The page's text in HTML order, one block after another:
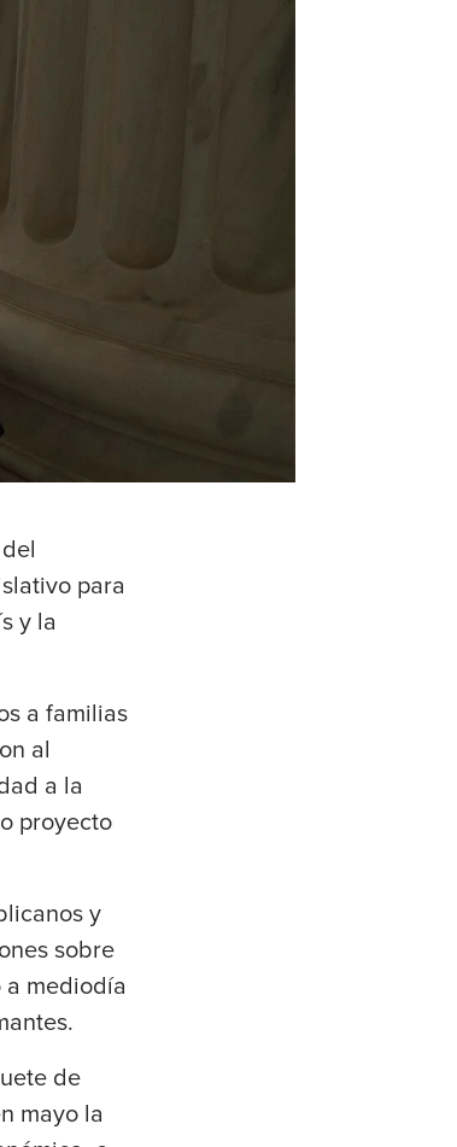
para
y la
a familias
al
a la
proyecto
y
sobre
mediodía
de
mayo la